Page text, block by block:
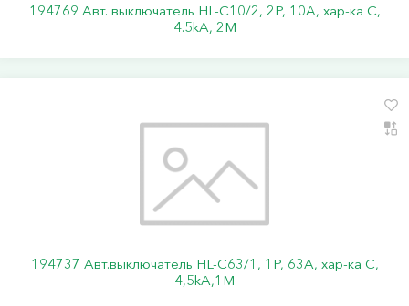
194769 Авт. выключатель HL-C10/2, 2P, 10A, хар-ка C,
4.5kA, 2M
194737 Авт.выключатель HL-C63/1, 1Р, 63А, хар-ка С,
4,5kA,1M